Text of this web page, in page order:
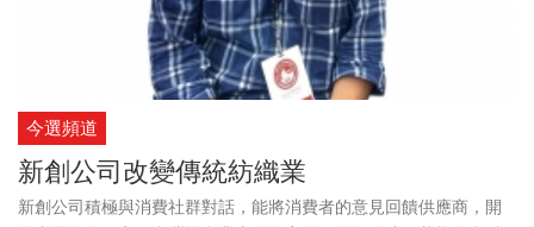
今選頻道
新創公司改變傳統紡織業
新創公司積極與消費社群對話，能將消費者的意見回饋供應商，開